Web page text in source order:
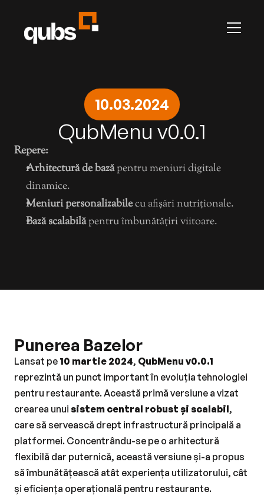
Prestige by Qubs
Terms & Conditions
Privacy
QubHQ Ltd.
ANPC
Articole
10.03.2024
QubMenu v0.0.1
Repere:
Arhitectură de bază pentru meniuri digitale
dinamice.
Meniuri personalizabile cu afișări nutriționale.
Bază scalabilă pentru îmbunătățiri viitoare.
Punerea Bazelor
Lansat pe 10 martie 2024, QubMenu v0.0.1
reprezintă un punct important în evoluția tehnologiei
pentru restaurante. Această primă versiune a vizat
crearea unui sistem central robust și scalabil,
care să servească drept infrastructură principală a
platformei. Concentrându-se pe o arhitectură
flexibilă dar puternică, această versiune și-a propus
să îmbunătățească atât experiența utilizatorului, cât
și eficiența operațională pentru restaurante.